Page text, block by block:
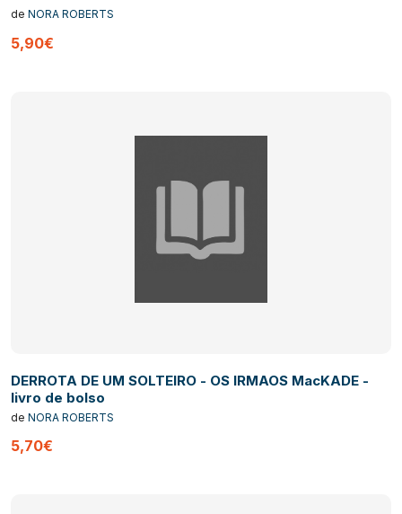
de NORA ROBERTS
5,90€
DERROTA DE UM SOLTEIRO - OS IRMAOS MacKADE -
livro de bolso
de NORA ROBERTS
5,70€